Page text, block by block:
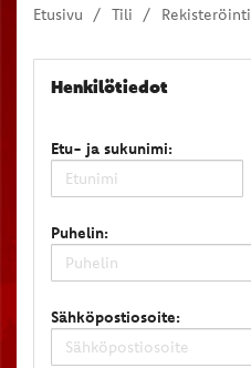
Etusivu Tili Rekisteröinti
Henkilötiedot
Etu- ja sukunimi:
Puhelin:
Sähköpostiosoite: